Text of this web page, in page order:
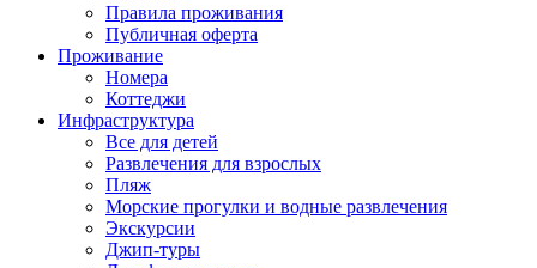
Правила проживания
Публичная оферта
Проживание
Номера
Коттеджи
Инфраструктура
Все для детей
Развлечения для взрослых
Пляж
Морские прогулки и водные развлечения
Экскурсии
Джип-туры